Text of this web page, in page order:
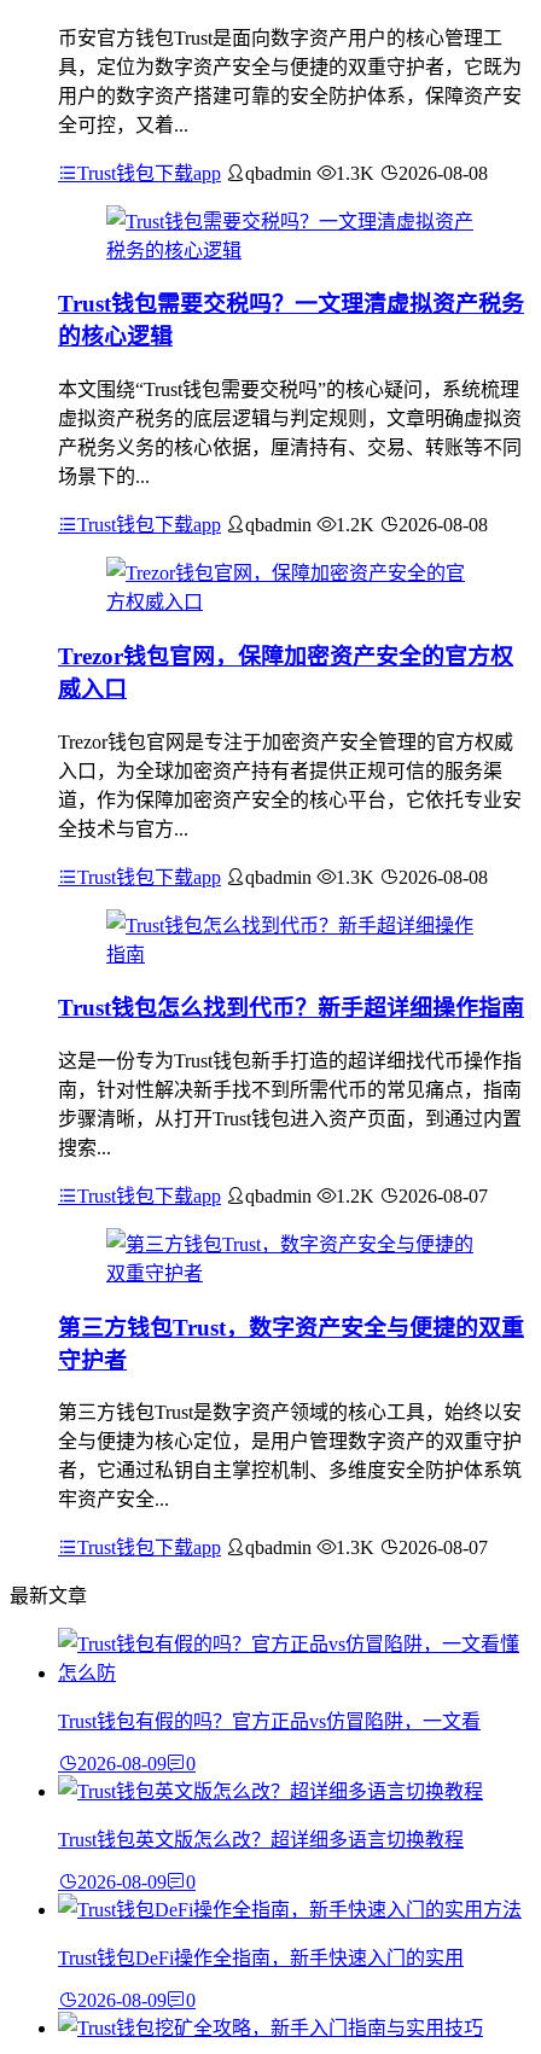
币安官方钱包Trust是面向数字资产用户的核心管理工
具，定位为数字资产安全与便捷的双重守护者，它既为
用户的数字资产搭建可靠的安全防护体系，保障资产安
全可控，又着...
Trust钱包下载app qbadmin 1.3K 2026-08-08
Trust钱包需要交税吗？一文理清虚拟资产税务
的核心逻辑
本文围绕“Trust钱包需要交税吗”的核心疑问，系统梳理
虚拟资产税务的底层逻辑与判定规则，文章明确虚拟资
产税务义务的核心依据，厘清持有、交易、转账等不同
场景下的...
Trust钱包下载app qbadmin 1.2K 2026-08-08
Trezor钱包官网，保障加密资产安全的官方权
威入口
Trezor钱包官网是专注于加密资产安全管理的官方权威
入口，为全球加密资产持有者提供正规可信的服务渠
道，作为保障加密资产安全的核心平台，它依托专业安
全技术与官方...
Trust钱包下载app qbadmin 1.3K 2026-08-08
Trust钱包怎么找到代币？新手超详细操作指南
这是一份专为Trust钱包新手打造的超详细找代币操作指
南，针对性解决新手找不到所需代币的常见痛点，指南
步骤清晰，从打开Trust钱包进入资产页面，到通过内置
搜索...
Trust钱包下载app qbadmin 1.2K 2026-08-07
第三方钱包Trust，数字资产安全与便捷的双重
守护者
第三方钱包Trust是数字资产领域的核心工具，始终以安
全与便捷为核心定位，是用户管理数字资产的双重守护
者，它通过私钥自主掌控机制、多维度安全防护体系筑
牢资产安全...
Trust钱包下载app qbadmin 1.3K 2026-08-07
最新文章
Trust钱包有假的吗？官方正品vs仿冒陷阱，一文看
2026-08-09 0
Trust钱包英文版怎么改？超详细多语言切换教程
2026-08-09 0
Trust钱包DeFi操作全指南，新手快速入门的实用
2026-08-09 0